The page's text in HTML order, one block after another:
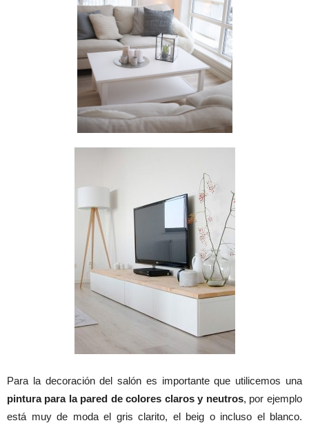
Para la decoración del salón es importante que utilicemos una
pintura para la pared de colores claros y neutros, por ejemplo
está muy de moda el gris clarito, el beig o incluso el blanco.